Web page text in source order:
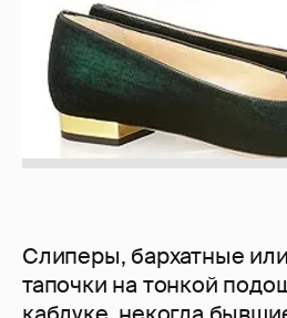
Слиперы, бархатные
тапочки на тонкой